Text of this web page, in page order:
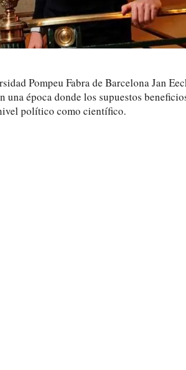
Pompeu Fabra de Barcelona Jan
una época donde los supuestos
político como científico.